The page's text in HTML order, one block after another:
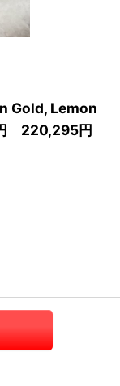
Gold, Lemon
220,295円